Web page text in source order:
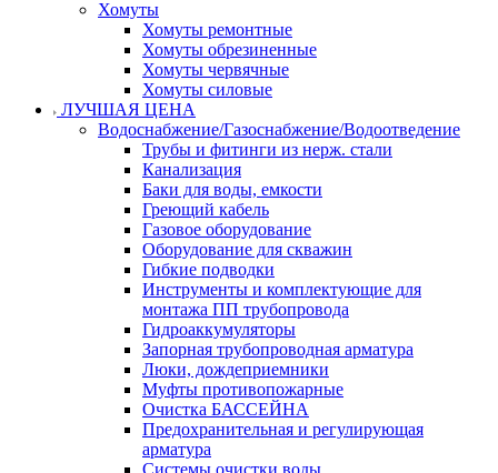
Хомуты
Хомуты ремонтные
Хомуты обрезиненные
Хомуты червячные
Хомуты силовые
ЛУЧШАЯ ЦЕНА
Водоснабжение/Газоснабжение/Водоотведение
Трубы и фитинги из нерж. стали
Канализация
Баки для воды, емкости
Греющий кабель
Газовое оборудование
Оборудование для скважин
Гибкие подводки
Инструменты и комплектующие для
монтажа ПП трубопровода
Гидроаккумуляторы
Запорная трубопроводная арматура
Люки, дождеприемники
Муфты противопожарные
Очистка БАССЕЙНА
Предохранительная и регулирующая
арматура
Системы очистки воды